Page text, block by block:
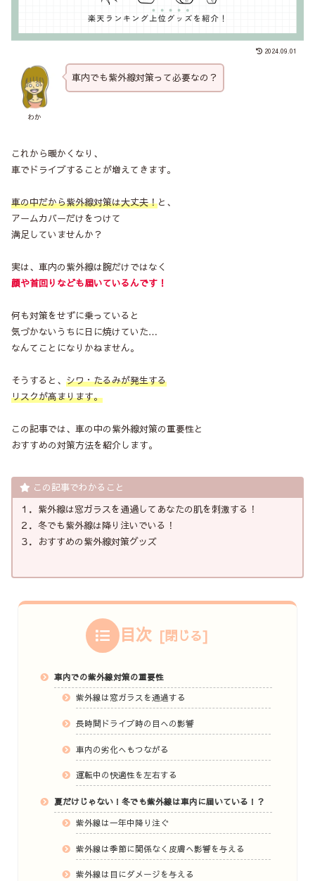
2024.09.01
わか
車内でも紫外線対策って必要なの？
これから暖かくなり、
車でドライブすることが増えてきます。
車の中だから紫外線対策は大丈夫！と、
アームカバーだけをつけて
満足していませんか？
実は、車内の紫外線は腕だけではなく
顔や首回りなども届いているんです！
何も対策をせずに乗っていると
気づかないうちに日に焼けていた…
なんてことになりかねません。
そうすると、 シワ・たるみが発生する
リスクが高まります。
この記事では、車の中の紫外線対策の重要性と
おすすめの対策方法を紹介します。
この記事でわかること
１．紫外線は窓ガラスを通過してあなたの肌を刺激する！
２．冬でも紫外線は降り注いでいる！
３．おすすめの紫外線対策グッズ
目次
車内での紫外線対策の重要性
紫外線は窓ガラスを通過する
長時間ドライブ時の目への影響
車内の劣化へもつながる
運転中の快適性を左右する
夏だけじゃない！冬でも紫外線は車内に届いている！？
紫外線は一年中降り注ぐ
紫外線は季節に関係なく皮膚へ影響を与える
紫外線は目にダメージを与える